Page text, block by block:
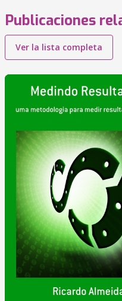
Publicaciones
Ver la lista completa